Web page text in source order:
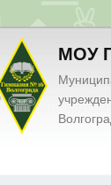
МОУ